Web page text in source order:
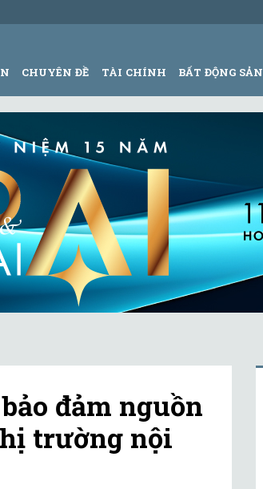
CHUYÊN ĐỀ TÀI CHÍNH BẤT ĐỘNG SẢN
đảm nguồn
trường nội